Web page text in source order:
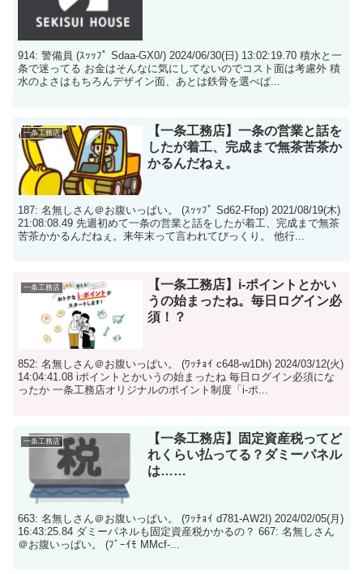
914: 警備員 (ｽｯｯﾌﾟ Sdaa-GX0/) 2024/06/30(日) 13:02:19.70 積水と一
条で迷ってる お金はそんなに気にしてないのでコスト面は考慮外 積
水のよさはもちろんデザイン面、あとは鉄骨を選べば...
一条工務店
【一条工務店】一条の営業と話を
したが着工、完成まで無茶苦茶か
かるんだねぇ。
187: 名無しさん＠お腹いっぱい。 (ｽｯｯﾌﾟ Sd62-Ffop) 2021/08/19(木)
21:08:08.49 先週初めて一条の営業と話をしたが着工、完成まで無茶
苦茶かかるんだねぇ。来年末って言われてびっくり。 他行...
一条工務店
【一条工務店】i-ポイントとかい
うの始まったね。毎日ログイン必
須！？
852: 名無しさん＠お腹いっぱい。 (ﾜｯﾁｮｲ c648-w1Dh) 2024/03/12(火)
14:04:41.08 iポイントとかいうの始まったね 毎日ログイン必須にな
ったか 一条工務店オリジナルのポイント制度「i-ポ...
一条工務店
【一条工務店】固定資産税ってど
れくらい払ってる？ダミーパネル
は……
663: 名無しさん＠お腹いっぱい。 (ﾜｯﾁｮｲ d781-AW2I) 2024/02/05(月)
16:43:25.84 ダミーパネルも固定資産税かかるの？ 667: 名無しさん
＠お腹いっぱい。 (ﾌﾞｰｲﾓ MMcf-...